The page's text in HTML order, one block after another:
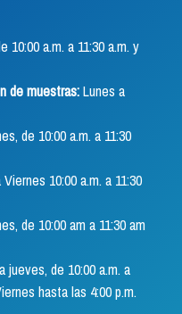
10:00 a.m. a 11:30 a.m. y
de muestras:Lunes a
de 10:00 a.m. a 11:30
10:00 a.m. a 11:30
de 10:00 am a 11:30 am
jueves, de 10:00 a.m. a
hasta las 4:00 p.m.